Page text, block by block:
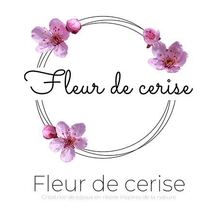
Fleur de cerise
Créatrice de bijoux en résine inspirés de la nature